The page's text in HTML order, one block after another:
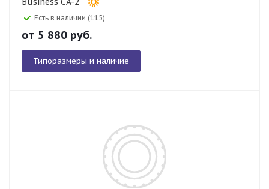
Есть в наличии (115)
от 5 880 руб.
Типоразмеры и наличие